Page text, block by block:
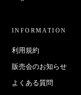
INFORMATION
利用規約
販売会のお知らせ
よくある質問